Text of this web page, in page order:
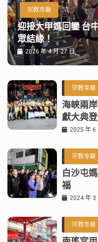
宗教寺廟
迎接大甲媽回鑾 台
眾結緣！
2026 年 4 月 27 日
宗教寺廟
海峽兩
獻大典
2025 年 6
宗教寺廟
白沙屯
福
2024 年 3
宗教寺廟